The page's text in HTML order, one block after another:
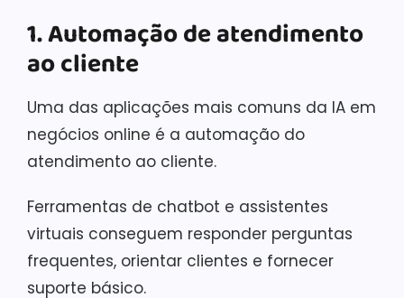
1. Automação de atendimento
ao cliente
Uma das aplicações mais comuns da IA em
negócios online é a automação do
atendimento ao cliente.
Ferramentas de chatbot e assistentes
virtuais conseguem responder perguntas
frequentes, orientar clientes e fornecer
suporte básico.